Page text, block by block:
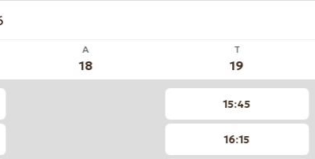
A
18
T
19
15:45
16:15